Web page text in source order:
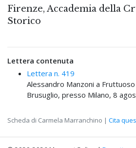
Firenze, Accademia della
Storico
Lettera contenuta
Lettera n. 419
Alessandro Manzoni a Fruttuoso
Brusuglio, presso Milano, 8
Scheda di Carmela Marranchino | Cita